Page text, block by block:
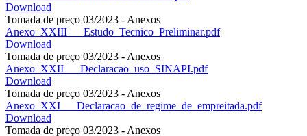
Download
Tomada de preço 03/2023 - Anexos
Anexo_XXIII___Estudo_Tecnico_Preliminar.pdf
Download
Tomada de preço 03/2023 - Anexos
Anexo_XXII___Declaracao_uso_SINAPI.pdf
Download
Tomada de preço 03/2023 - Anexos
Anexo_XXI___Declaracao_de_regime_de_empreitada.pdf
Download
Tomada de preço 03/2023 - Anexos